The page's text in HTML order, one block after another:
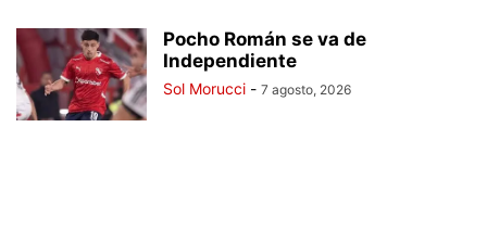
Pocho Román se va de
Independiente
Sol Morucci - 7 agosto, 2026